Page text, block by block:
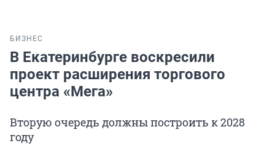
БИЗНЕС
В Екатеринбурге воскресили
проект расширения торгового
центра «Мега»
Вторую очередь должны построить к 2028
году